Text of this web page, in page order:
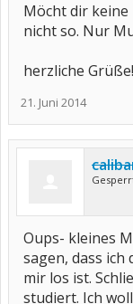
Möcht dir
nicht so. Nur
herzliche Grüße!
21. Juni 2014
Oups- kleines
sagen, dass ich
mir los ist.
studiert. Ich